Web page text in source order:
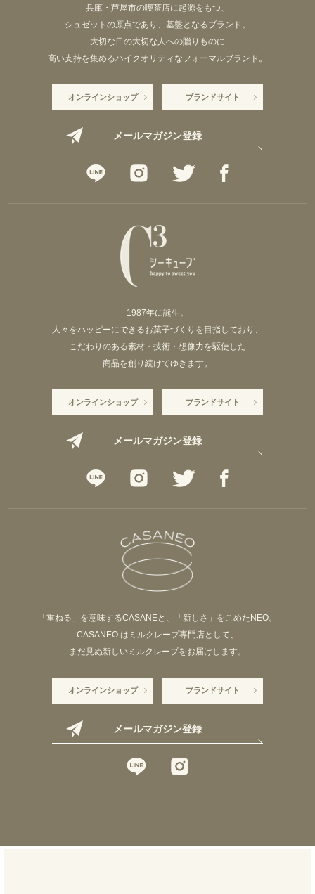
兵庫・芦屋市の喫茶店に起源をもつ、
シュゼットの原点であり、基盤となるブランド。
大切な日の大切な人への贈りものに
高い支持を集めるハイクオリティなフォーマルブランド。
オンラインショップ ブランドサイト
メールマガジン登録
1987年に誕生。
人々をハッピーにできるお菓子づくりを目指しており、
こだわりのある素材・技術・想像力を駆使した
商品を創り続けてゆきます。
オンラインショップ ブランドサイト
メールマガジン登録
「重ねる」を意味するCASANEと、「新しさ」をこめたNEO。
CASANEO はミルクレープ専門店として、
まだ見ぬ新しいミルクレープをお届けします。
オンラインショップ ブランドサイト
メールマガジン登録